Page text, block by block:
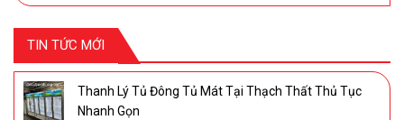
TIN TỨC MỚI
Thanh Lý Tủ Đông Tủ Mát Tại Thạch Thất Thủ Tục
Nhanh Gọn